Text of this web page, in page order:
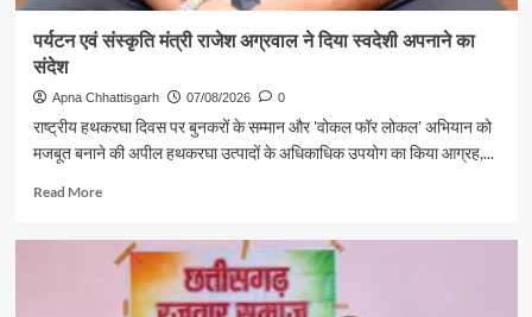
पर्यटन एवं संस्कृति मंत्री राजेश अग्रवाल ने दिया स्वदेशी अपनाने का
संदेश
Apna Chhattisgarh 07/08/2026 0
राष्ट्रीय हथकरघा दिवस पर बुनकरों के सम्मान और 'वोकल फॉर लोकल' अभियान को
मजबूत बनाने की अपील हथकरघा उत्पादों के अधिकाधिक उपयोग का किया आग्रह,...
Read MoreRead
पर्यटन
संस्कृति